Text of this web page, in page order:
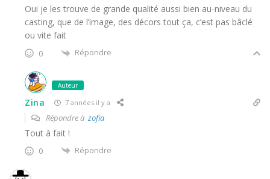
Oui je les trouve de grande qualité aussi bien au-niveau du
casting, que de l’image, des décors tout ça, c’est pas bâclé
ou vite fait
0 Répondre
Auteur
Zina 7 années il y a
Répondre à zofia
Tout à fait !
0 Répondre